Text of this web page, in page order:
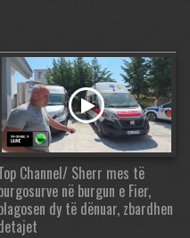
Channel/ Sherr mes të
në burgun e Fier,
dy të dënuar, zbardhen